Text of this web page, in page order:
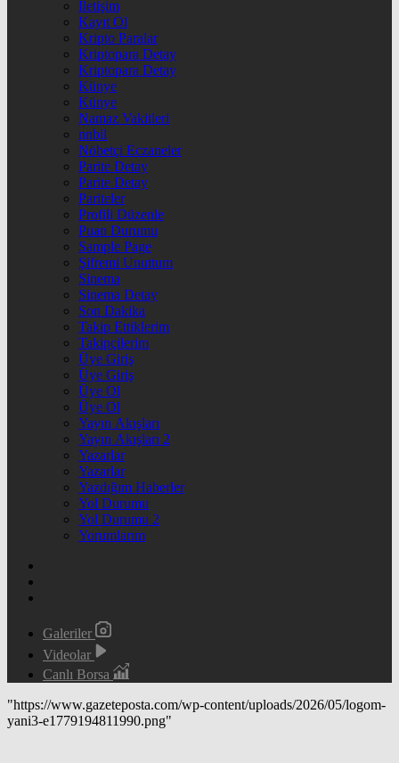
İletişim
Kayıt Ol
Kripto Paralar
Kriptopara Detay
Kriptopara Detay
Künye
Künye
Namaz Vakitleri
nnbil
Nöbetçi Eczaneler
Parite Detay
Parite Detay
Pariteler
Profili Düzenle
Puan Durumu
Sample Page
Şifremi Unuttum
Sinema
Sinema Detay
Son Dakika
Takip Ettiklerim
Takipçilerim
Üye Giriş
Üye Giriş
Üye Ol
Üye Ol
Yayın Akışları
Yayın Akışları 2
Yazarlar
Yazarlar
Yazdığım Haberler
Yol Durumu
Yol Durumu 2
Yorumlarım
Galeriler
Videolar
Canlı Borsa
"https://www.gazeteposta.com/wp-content/uploads/2026/05/logom-
yani3-e1779194811990.png"